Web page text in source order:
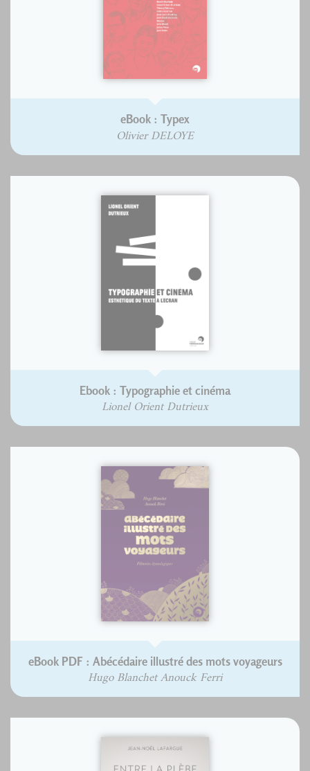
eBook : Typex
Olivier DELOYE
Ebook : Typographie et cinéma
Lionel Orient Dutrieux
eBook PDF : Abécédaire illustré des mots voyageurs
Hugo Blanchet Anouck Ferri